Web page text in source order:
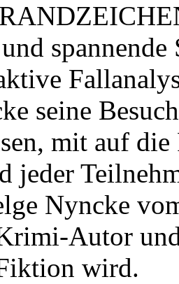
spannende
seine
mit auf
jeder
Nyncke
Autor
wird.